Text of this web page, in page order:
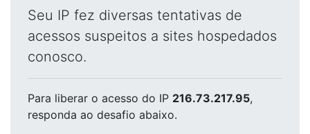
Seu IP fez diversas tentativas de
acessos suspeitos a sites hospedados
conosco.
Para liberar o acesso do IP 216.73.217.95,
responda ao desafio abaixo.